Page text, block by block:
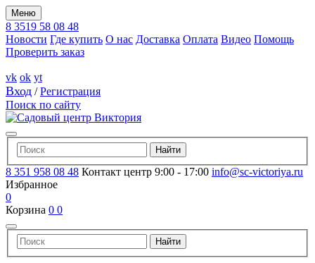
Меню
8 3519 58 08 48
Новости Где купить О нас Доставка Оплата Видео Помощь
Проверить заказ
vk ok yt
Вход /Регистрация
Поиск по сайту
8 351 958 08 48 Контакт центр 9:00 - 17:00 info@sc-victoriya.ru
Избранное
0
Корзина 0 0